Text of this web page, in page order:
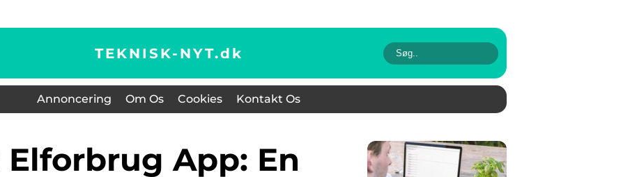
TEKNISK-NYT.dk
Annoncering Om Os Cookies Kontakt Os